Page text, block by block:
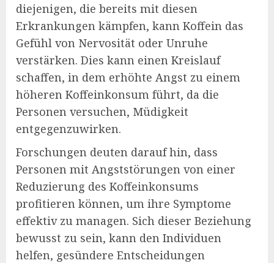
diejenigen, die bereits mit diesen
Erkrankungen kämpfen, kann Koffein das
Gefühl von Nervosität oder Unruhe
verstärken. Dies kann einen Kreislauf
schaffen, in dem erhöhte Angst zu einem
höheren Koffeinkonsum führt, da die
Personen versuchen, Müdigkeit
entgegenzuwirken.
Forschungen deuten darauf hin, dass
Personen mit Angststörungen von einer
Reduzierung des Koffeinkonsums
profitieren können, um ihre Symptome
effektiv zu managen. Sich dieser Beziehung
bewusst zu sein, kann den Individuen
helfen, gesündere Entscheidungen